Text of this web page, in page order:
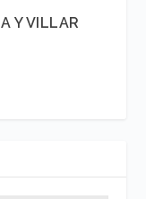
Y VILLAR